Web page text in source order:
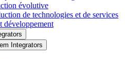
évolutive
de technologies et de services
développement
Integrators